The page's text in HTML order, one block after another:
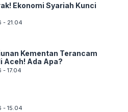
Ekonomi Syariah Kunci
21.04
Kementan Terancam
Aceh! Ada Apa?
17.04
15.04